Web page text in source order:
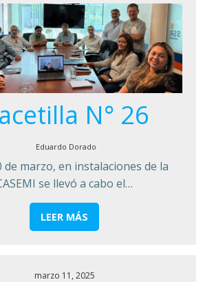
N° 26
Eduardo Dorado
de marzo, en instalaciones de la
se llevó a cabo el…
LEER MÁS
marzo 11, 2025